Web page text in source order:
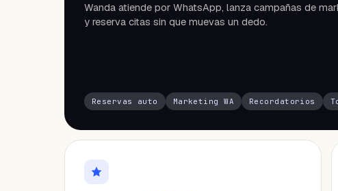
Wanda atiende por WhatsApp, lanza campañas de
y reserva citas sin que muevas un dedo.
Reservas auto Marketing WA Recordatorios